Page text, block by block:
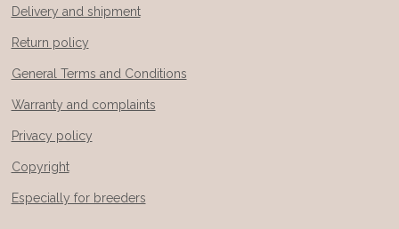
Delivery and shipment
Return policy
General Terms and Conditions
Warranty and complaints
Privacy policy
Copyright
Especially for breeders